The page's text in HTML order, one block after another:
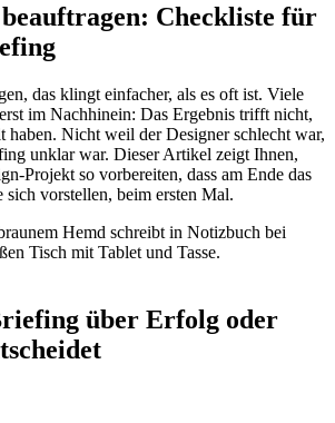
Checkliste für
das klingt einfacher, als es oft ist. Viele
im Nachhinein: Das Ergebnis trifft nicht,
haben. Nicht weil der Designer schlecht war,
unklar war. Dieser Artikel zeigt Ihnen,
Projekt so vorbereiten, dass am Ende das
sich vorstellen, beim ersten Mal.
über Erfolg oder